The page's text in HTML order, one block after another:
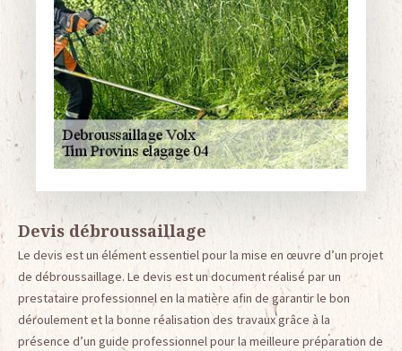
Devis débroussaillage
Le devis est un élément essentiel pour la mise en œuvre d’un projet
de débroussaillage. Le devis est un document réalisé par un
prestataire professionnel en la matière afin de garantir le bon
déroulement et la bonne réalisation des travaux grâce à la
présence d’un guide professionnel pour la meilleure préparation de